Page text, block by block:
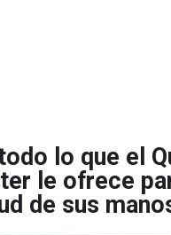
lo que el
le ofrece
de sus